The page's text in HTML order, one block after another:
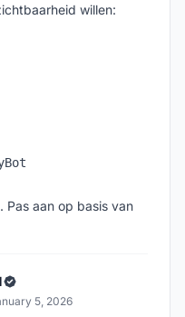
willen:
aan op basis van
5, 2026